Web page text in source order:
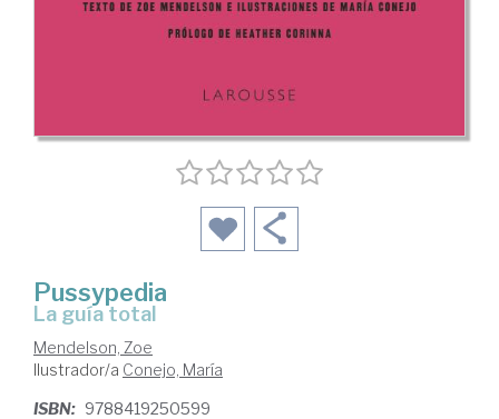
Pussypedia
la guía total
Mendelson, Zoe
Ilustrador/a Conejo, María
ISBN: 9788419250599